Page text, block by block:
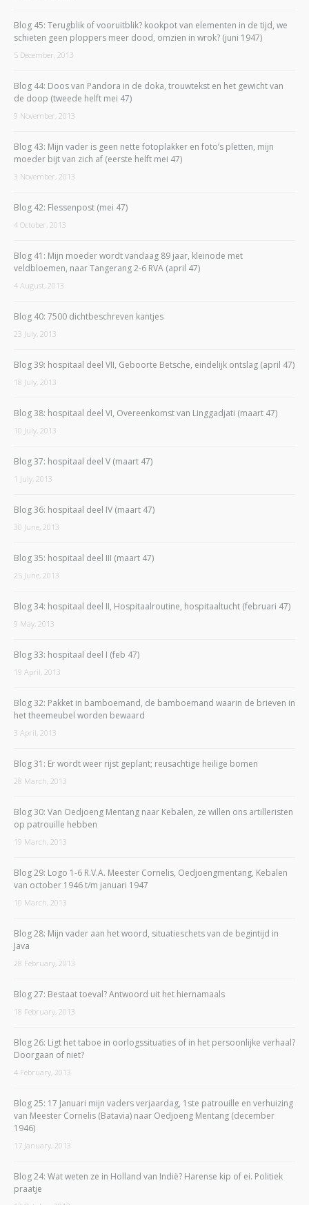
Blog 45: Terugblik of vooruitblik? kookpot van elementen in de tijd, we
schieten geen ploppers meer dood, omzien in wrok? (juni 1947)
5 December, 2013
Blog 44: Doos van Pandora in de doka, trouwtekst en het gewicht van
de doop (tweede helft mei 47)
9 November, 2013
Blog 43: Mijn vader is geen nette fotoplakker en foto’s pletten, mijn
moeder bijt van zich af (eerste helft mei 47)
3 November, 2013
Blog 42: Flessenpost (mei 47)
4 October, 2013
Blog 41: Mijn moeder wordt vandaag 89 jaar, kleinode met
veldbloemen, naar Tangerang 2-6 RVA (april 47)
4 August, 2013
Blog 40: 7500 dichtbeschreven kantjes
23 July, 2013
Blog 39: hospitaal deel VII, Geboorte Betsche, eindelijk ontslag (april 47)
18 July, 2013
Blog 38: hospitaal deel VI, Overeenkomst van Linggadjati (maart 47)
10 July, 2013
Blog 37: hospitaal deel V (maart 47)
1 July, 2013
Blog 36: hospitaal deel IV (maart 47)
30 June, 2013
Blog 35: hospitaal deel III (maart 47)
25 June, 2013
Blog 34: hospitaal deel II, Hospitaalroutine, hospitaaltucht (februari 47)
9 May, 2013
Blog 33: hospitaal deel I (feb 47)
19 April, 2013
Blog 32: Pakket in bamboemand, de bamboemand waarin de brieven in
het theemeubel worden bewaard
3 April, 2013
Blog 31: Er wordt weer rijst geplant; reusachtige heilige bomen
28 March, 2013
Blog 30: Van Oedjoeng Mentang naar Kebalen, ze willen ons artilleristen
op patrouille hebben
19 March, 2013
Blog 29: Logo 1-6 R.V.A. Meester Cornelis, Oedjoengmentang, Kebalen
van october 1946 t/m januari 1947
10 March, 2013
Blog 28: Mijn vader aan het woord, situatieschets van de begintijd in
Java
28 February, 2013
Blog 27: Bestaat toeval? Antwoord uit het hiernamaals
18 February, 2013
Blog 26: Ligt het taboe in oorlogssituaties of in het persoonlijke verhaal?
Doorgaan of niet?
4 February, 2013
Blog 25: 17 Januari mijn vaders verjaardag, 1ste patrouille en verhuizing
van Meester Cornelis (Batavia) naar Oedjoeng Mentang (december
1946)
17 January, 2013
Blog 24: Wat weten ze in Holland van Indië? Harense kip of ei. Politiek
praatje